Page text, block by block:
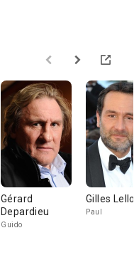
Gérard
Depardieu
Guido
Gilles
Paul